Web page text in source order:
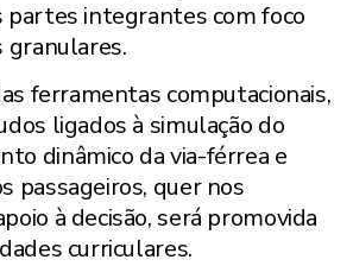
partes integrantes com foco
granulares.
ferramentas computacionais,
ligados à simulação do
dinâmico da via-férrea e
passageiros, quer nos
à decisão, será promovida
curriculares.